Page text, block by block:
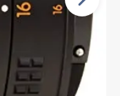
Nächste